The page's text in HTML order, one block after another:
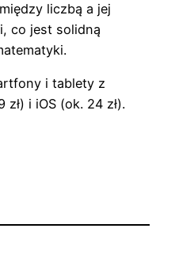
liczbą a jej
co jest solidną
i tablety z
i iOS (ok. 24 zł).